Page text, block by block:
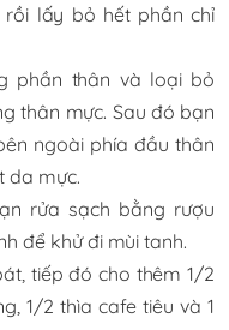
lấy bỏ hết phần chỉ
phần thân và loại bỏ
thân mực. Sau đó bạn
ngoài phía đầu thân
da mực.
rửa sạch bằng rượu
để khử đi mùi tanh.
tiếp đó cho thêm 1/2
1/2 thìa cafe tiêu và 1